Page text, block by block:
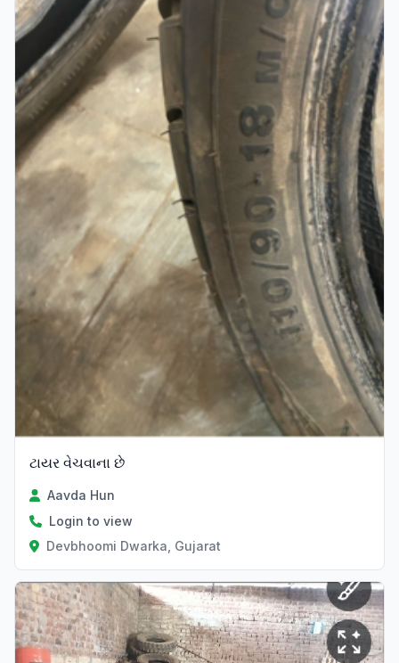
ટાયર વેચવાના છે
Aavda Hun
Login to view
Devbhoomi Dwarka, Gujarat
Verified